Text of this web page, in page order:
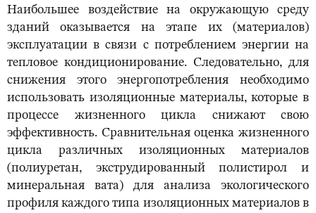
Наибольшее воздействие на окружающую среду
зданий оказывается на этапе их (материалов)
эксплуатации в связи с потреблением энергии на
тепловое кондиционирование. Следовательно, для
снижения этого энергопотребления необходимо
использовать изоляционные материалы, которые в
процессе жизненного цикла снижают свою
эффективность. Сравнительная оценка жизненного
цикла различных изоляционных материалов
(полиуретан, экструдированный полистирол и
минеральная вата) для анализа экологического
профиля каждого типа изоляционных материалов в